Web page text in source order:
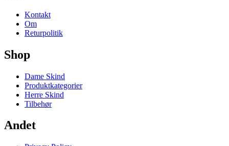
Kontakt
Om
Returpolitik
Shop
Dame Skind
Produktkategorier
Herre Skind
Tilbehør
Andet